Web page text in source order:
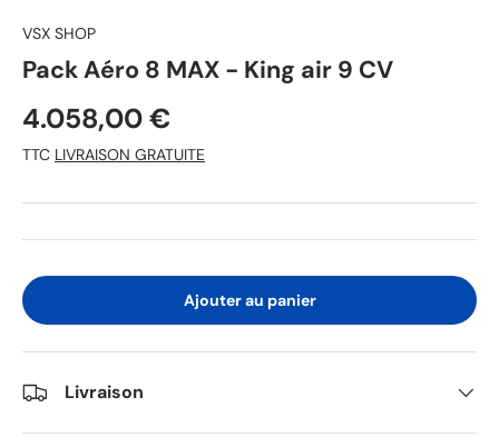
VSX SHOP
Pack Aéro 8 MAX - King air 9 CV
4.058,00 €
TTC LIVRAISON GRATUITE
Ajouter au panier
Livraison